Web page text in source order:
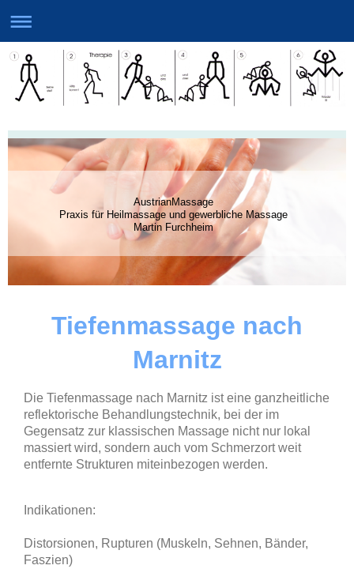
AustrianMassage
Praxis für Heilmassage und gewerbliche Massage
Martin Furchheim
Tiefenmassage nach
Marnitz
Die Tiefenmassage nach Marnitz ist eine ganzheitliche
reflektorische Behandlungstechnik, bei der im
Gegensatz zur klassischen Massage nicht nur lokal
massiert wird, sondern auch vom Schmerzort weit
entfernte Strukturen miteinbezogen werden.
Indikationen:
Distorsionen, Rupturen (Muskeln, Sehnen, Bänder,
Faszien)